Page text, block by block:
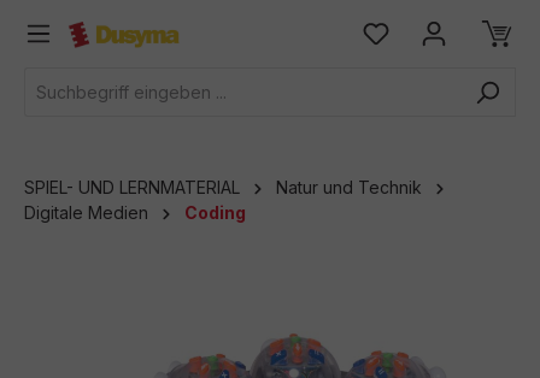
springen
SPIEL- UND LERNMATERIAL
Natur und Technik
Digitale Medien
Coding